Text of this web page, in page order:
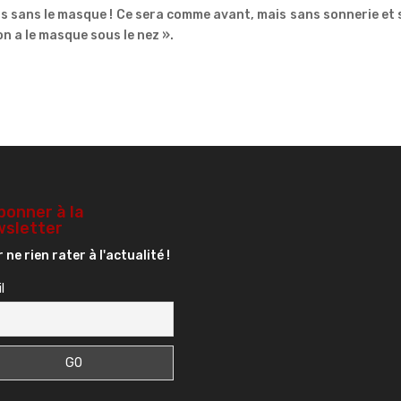
le masque ! Ce sera comme avant, mais sans sonnerie et
a le masque sous le nez ».
à la
ne rien rater à l'actualité !